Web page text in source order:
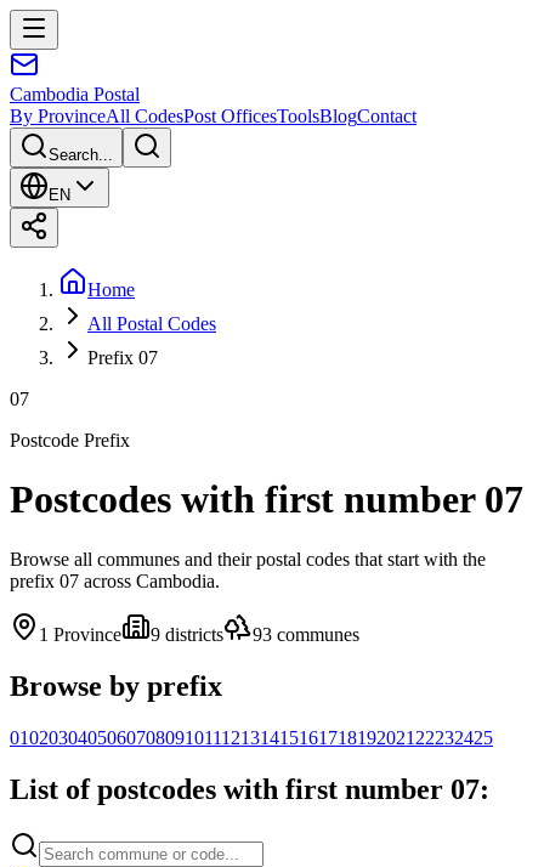
Cambodia Postal
By ProvinceAll CodesPost OfficesToolsBlogContact
Search...
EN
Home
All Postal Codes
Prefix 07
07
Postcode Prefix
Postcodes with first number 07
Browse all communes and their postal codes that start with the
prefix 07 across Cambodia.
1 Province 9 districts 93 communes
Browse by prefix
010203040506070809101112131415161718192021 22232425
List of postcodes with first number 07: